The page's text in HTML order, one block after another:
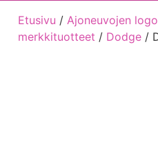
Etusivu / Ajoneuvojen
merkkituotteet / Dodge /